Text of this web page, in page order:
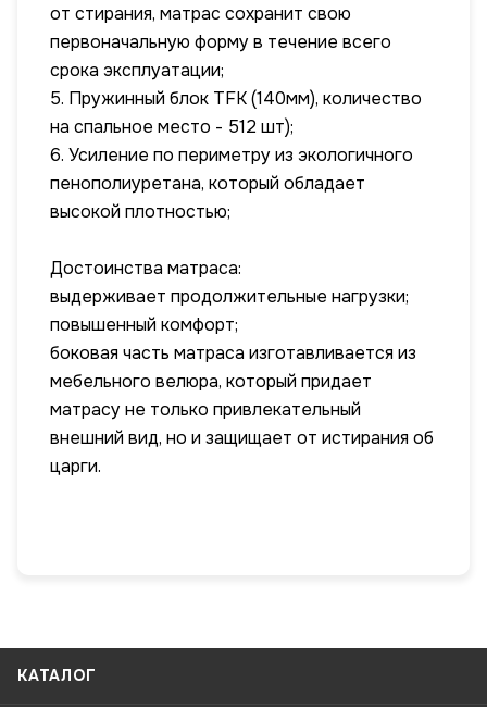
от стирания, матрас сохранит свою
первоначальную форму в течение всего
срока эксплуатации;
5. Пружинный блок TFK (140мм), количество
на спальное место - 512 шт);
6. Усиление по периметру из экологичного
пенополиуретана, который обладает
высокой плотностью;
Достоинства матраса:
выдерживает продолжительные нагрузки;
повышенный комфорт;
боковая часть матраса изготавливается из
мебельного велюра, который придает
матрасу не только привлекательный
внешний вид, но и защищает от истирания об
царги.
КАТАЛОГ